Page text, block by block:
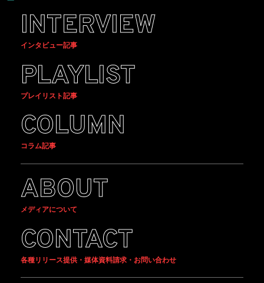
INTERVIEW
インタビュー記事
PLAYLIST
プレイリスト記事
COLUMN
コラム記事
ABOUT
メディアについて
CONTACT
各種リリース提供・媒体資料請求・お問い合わせ